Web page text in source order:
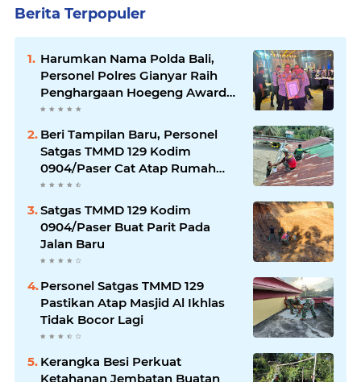
Berita Terpopuler
Harumkan Nama Polda Bali,
Personel Polres Gianyar Raih
Penghargaan Hoegeng Awards
2026
Beri Tampilan Baru, Personel
Satgas TMMD 129 Kodim
0904/Paser Cat Atap Rumah
Marbot
Satgas TMMD 129 Kodim
0904/Paser Buat Parit Pada
Jalan Baru
Personel Satgas TMMD 129
Pastikan Atap Masjid Al Ikhlas
Tidak Bocor Lagi
Kerangka Besi Perkuat
Ketahanan Jembatan Buatan